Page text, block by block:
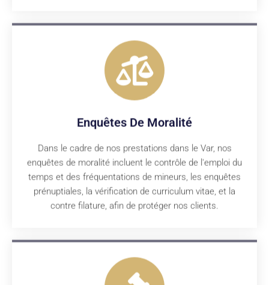
Enquêtes De Moralité
Dans le cadre de nos prestations dans le Var, nos
enquêtes de moralité incluent le contrôle de l'emploi du
temps et des fréquentations de mineurs, les enquêtes
prénuptiales, la vérification de curriculum vitae, et la
contre filature, afin de protéger nos clients.